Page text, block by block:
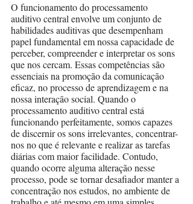
O funcionamento do processamento
auditivo central envolve um conjunto de
habilidades auditivas que desempenham
papel fundamental em nossa capacidade de
perceber, compreender e interpretar os sons
que nos cercam. Essas competências são
essenciais na promoção da comunicação
eficaz, no processo de aprendizagem e na
nossa interação social. Quando o
processamento auditivo central está
funcionando perfeitamente, somos capazes
de discernir os sons irrelevantes, concentrar-
nos no que é relevante e realizar as tarefas
diárias com maior facilidade. Contudo,
quando ocorre alguma alteração nesse
processo, pode se tornar desafiador manter a
concentração nos estudos, no ambiente de